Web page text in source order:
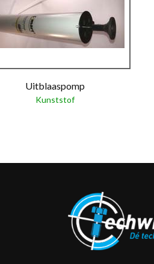
Uitblaaspomp
Kunststof